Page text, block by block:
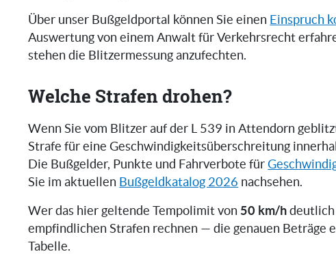
Über unser Bußgeldportal können Sie einen Einspruch
Auswertung von einem Anwalt für Verkehrsrecht
stehen die Blitzermessung anzufechten.
Welche Strafen drohen?
Wenn Sie vom Blitzer auf der L 539 in Attendorn
Strafe für eine Geschwindigkeitsüberschreitung
Die Bußgelder, Punkte und Fahrverbote für
Sie im aktuellen Bußgeldkatalog 2026 nachsehen.
Wer das hier geltende Tempolimit von50 km/h
empfindlichen Strafen rechnen — die genauen Beträge
Tabelle.